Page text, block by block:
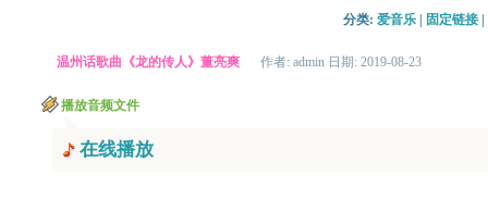
分类: 爱音乐 固定链接
温州话歌曲《龙的传人》董亮爽 作者: admin 日期: 2019-08-23
播放音频文件
在线播放